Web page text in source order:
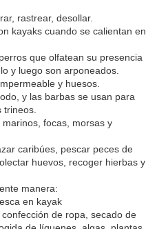
rastrear, desollar.
kayaks cuando se calientan en
que olfatean su presencia
y luego son arponeados.
y huesos.
y las barbas se usan para
focas, morsas y
caribúes, pescar peces de
huevos, recoger hierbas y
manera:
en kayak
de ropa, secado de